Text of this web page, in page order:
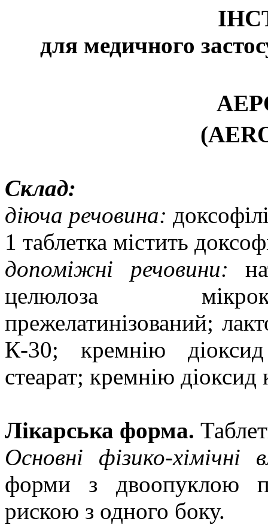
для медичного
Склад:
діюча речовина:
1 таблетка містить
допоміжні речовини:
целюлоза
прежелатинізований;
К-30; кремнію
стеарат; кремнію
Лікарська форма.
Основні фізико-хімічні
форми з двоопуклою
рискою з одного боку.